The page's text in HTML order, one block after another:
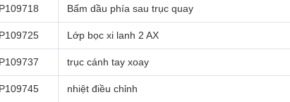
Bấm dầu phía sau trục quay
Lớp bọc xi lanh 2 AX
trục cánh tay xoay
nhiệt điều chỉnh